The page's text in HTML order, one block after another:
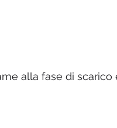
alla fase di